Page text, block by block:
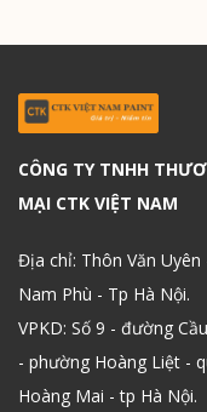
CÔNG TY TNHH
MẠI CTK VIỆT NAM
Địa chỉ: Thôn Văn Uyên
Nam Phù - Tp Hà Nội.
VPKD: Số 9 - đường
- phường Hoàng Liệt -
Hoàng Mai - tp Hà Nội.